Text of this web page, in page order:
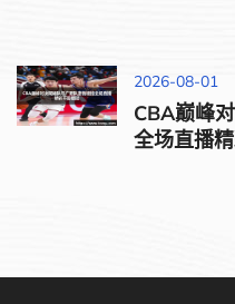
2026-08-01
CBA巅峰
全场直播